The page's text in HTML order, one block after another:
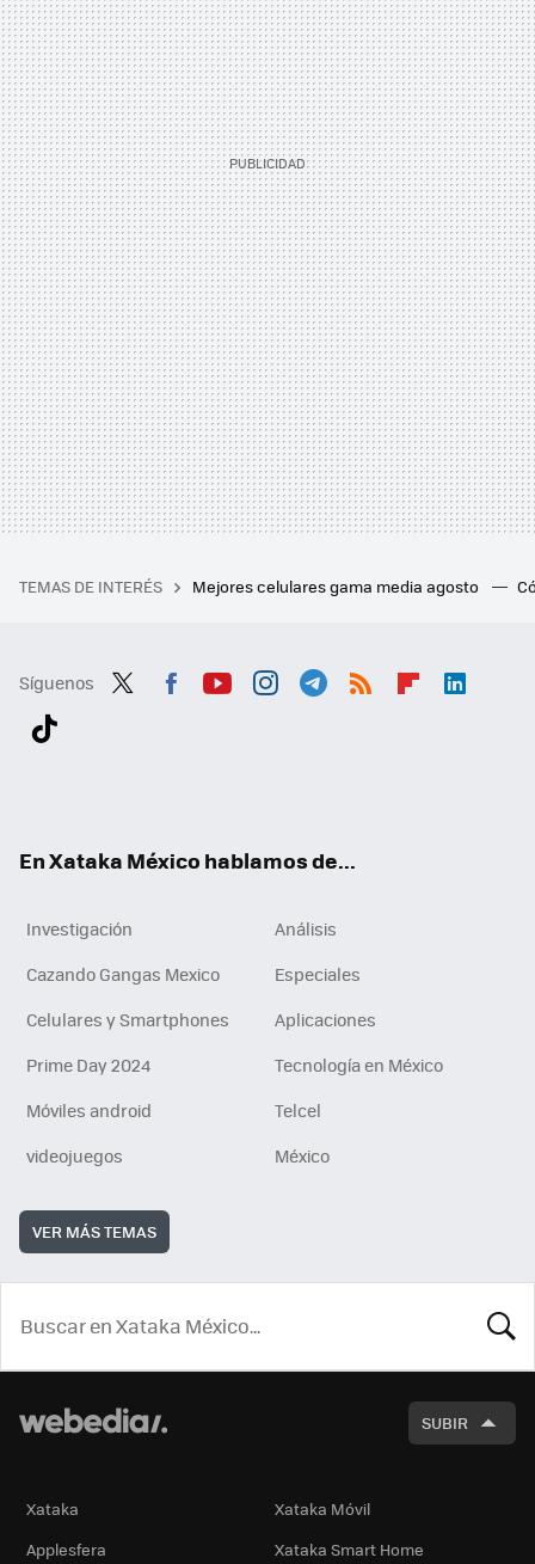
TEMAS DE INTERÉS Mejores celulares gama media agosto
Síguenos
En Xataka México hablamos de...
Investigación
Análisis
Cazando Gangas Mexico
Especiales
Celulares y Smartphones
Aplicaciones
Prime Day 2024
Tecnología en México
Móviles android
Telcel
videojuegos
México
VER MÁS TEMAS
SUBIR
Xataka
Xataka Móvil
Applesfera
Xataka Smart Home